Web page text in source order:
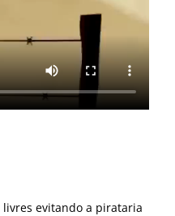
evitando a pirataria